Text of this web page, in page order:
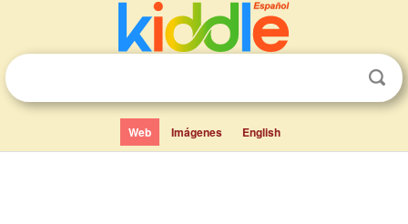
Web Imágenes English